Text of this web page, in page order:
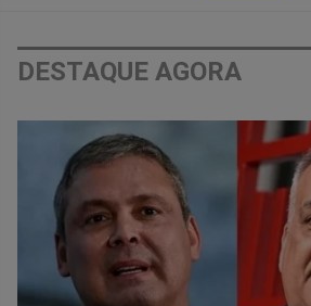
DESTAQUE AGORA